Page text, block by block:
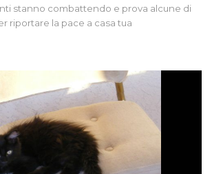
stanno combattendo e prova alcune di
riportare la pace a casa tua